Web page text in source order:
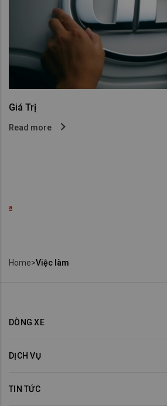
Giá Trị
Read more
a
Home>Việc làm
DÒNG XE
DỊCH VỤ
TIN TỨC